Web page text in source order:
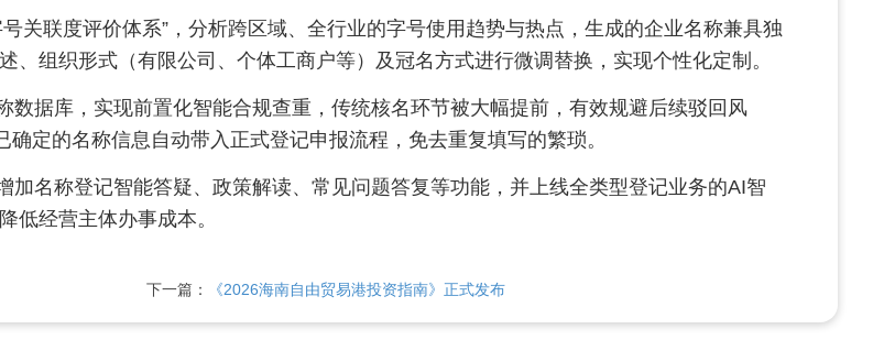
关联度评价体系”，分析跨区域、全行业的字号使用趋势与热点，生成的企业名称兼具独
组织形式（有限公司、个体工商户等）及冠名方式进行微调替换，实现个性化定制。
数据库，实现前置化智能合规查重，传统核名环节被大幅提前，有效规避后续驳回风
定的名称信息自动带入正式登记申报流程，免去重复填写的繁琐。
加名称登记智能答疑、政策解读、常见问题答复等功能，并上线全类型登记业务的AI智
低经营主体办事成本。
下一篇： 《2026海南自由贸易港投资指南》正式发布